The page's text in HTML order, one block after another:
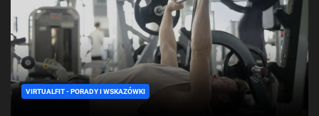
VIRTUALFIT - PORADY I WSKAZÓWKI